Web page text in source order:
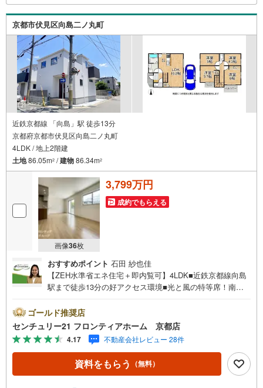
ォームも弊社のリフォームプランナーがご提案！5.定期的
にご連絡を繋ぎ、有事の際に迅速にサポートいたします
京都市伏見区向島二ノ丸町
近鉄京都線 「向島」駅 徒歩13分
京都府京都市伏見区向島二ノ丸町
4LDK / 地上2階建
土地86.05m2 /建物86.34m2
画像36枚
3,799万円
成約でもらえる
おすすめポイント 石田 紗也佳
【ZEH水準省エネ住宅＋即内覧可】4LDK■近鉄京都線向島
駅まで徒歩13分の好アクセス環境■光と風の特等席！南西
めるカウンターキッチン 特徴・開放感を演出するリビング
階段を採用しています。・バルコニーが2箇所あり、洗濯物
が多い日でも安心です。・フレスコ向島店まで徒歩6分で、
毎日のお買い物にも便利な立地です。 立地・向島秀蓮小中
学校まで徒歩約4分 弊社が選ばれる理由 1.お金の扱い方の
プロ、ファイナンシャルプランナーが資金計画をサポー
ゴールド推奨店
センチュリー21 フロンティアホーム 京都店
4.17 不動産会社レビュー 28件
資料をもらう （無料）